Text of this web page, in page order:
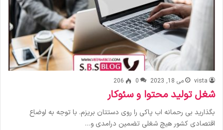
vista می 18, 2023 0
206
شغل تولید محتوا و سئوکار
بگذارید بی رحمانه اب پاکی را روی دستتان بریزم. با توجه به اوضاع
اقتصادی کشور هیچ شغلی تضمین درامدی و…